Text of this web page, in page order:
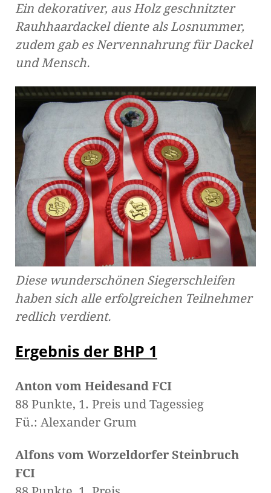
Ein dekorativer, aus Holz geschnitzter
Rauhhaardackel diente als Losnummer,
zudem gab es Nervennahrung für Dackel
und Mensch.
Diese wunderschönen Siegerschleifen
haben sich alle erfolgreichen Teilnehmer
redlich verdient.
Ergebnis der BHP 1
Anton vom Heidesand FCI
88 Punkte, 1. Preis und Tagessieg
Fü.: Alexander Grum
Alfons vom Worzeldorfer Steinbruch
FCI